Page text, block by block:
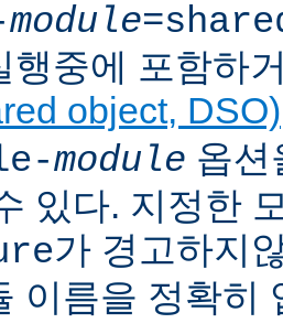
module
행중에 포함하
object, DSO)
module 옵션
있다. 지정한
가 경고하지
이름을 정확히